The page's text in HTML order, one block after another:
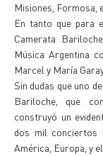
Misiones, Formosa,
En tanto que para
Camerata
Música Argentina
Marcel y María
Sin dudas que uno
Bariloche, que
construyó un
dos mil conciertos
América, Europa, y